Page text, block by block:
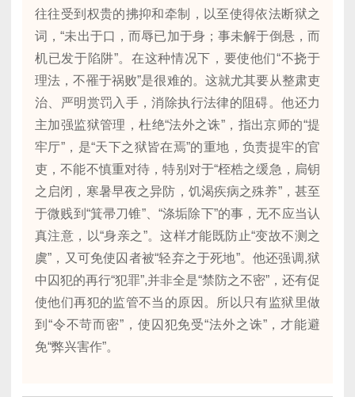
往往受到权贵的拂抑和牵制，以至使得依法断狱之
词，“未出于口，而辱已加于身；事未解于倒悬，而
机已发于陷阱”。在这种情况下，要使他们“不挠于
理法，不罹于祸败”是很难的。这就尤其要从整肃吏
治、严明赏罚入手，消除执行法律的阻碍。他还力
主加强监狱管理，杜绝“法外之诛”，指出京师的“提
牢厅”，是“天下之狱皆在焉”的重地，负责提牢的官
吏，不能不慎重对待，特别对于“桎梏之缓急，扃钥
之启闭，寒暑早夜之异防，饥渴疾病之殊养”，甚至
于微贱到“箕帚刀锥”、“涤垢除下”的事，无不应当认
真注意，以“身亲之”。这样才能既防止“变故不测之
虞”，又可免使囚者被“轻弃之于死地”。他还强调,狱
中囚犯的再行“犯罪”,并非全是“禁防之不密”，还有促
使他们再犯的监管不当的原因。所以只有监狱里做
到“令不苛而密”，使囚犯免受“法外之诛”，才能避
免“弊兴害作”。